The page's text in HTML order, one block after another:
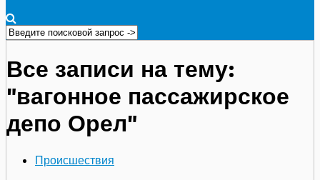
Все записи на тему:
"вагонное пассажирское
депо Орел"
Происшествия